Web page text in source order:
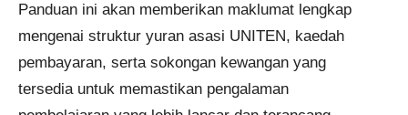
Panduan ini akan memberikan maklumat lengkap
mengenai struktur yuran asasi UNITEN, kaedah
pembayaran, serta sokongan kewangan yang
tersedia untuk memastikan pengalaman